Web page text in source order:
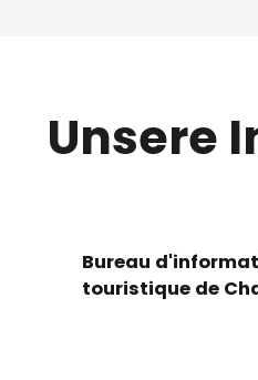
Unsere
Bureau
touristique de